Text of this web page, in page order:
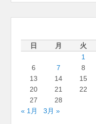
日 月 火
1
6
7 8
13
14 15
20
21 22
27
28
« 1月
3月 »